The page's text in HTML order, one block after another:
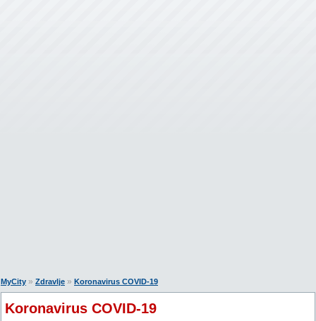
MyCity » Zdravlje » Koronavirus COVID-19
Koronavirus COVID-19